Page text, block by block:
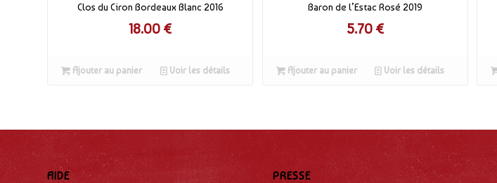
Clos du Ciron Bordeaux Blanc 2016
18.00€
Ajouter au panier Voir les détails
Baron de l’Estac Rosé 2019
5.70 €
Ajouter au panier Voir les détails
AIDE PRESSE